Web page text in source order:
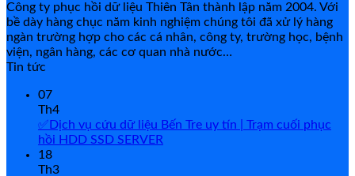
Công ty phục hồi dữ liệu Thiên Tân thành lập năm 2004. Với
bề dày hàng chục năm kinh nghiệm chúng tôi đã xử lý hàng
ngàn trường hợp cho các cá nhân, công ty, trường học, bệnh
viện, ngân hàng, các cơ quan nhà nước…
Tin tức
07
Th4
✅Dịch vụ cứu dữ liệu Bến Tre uy tín | Trạm cuối phục
hồi HDD SSD SERVER
18
Th3